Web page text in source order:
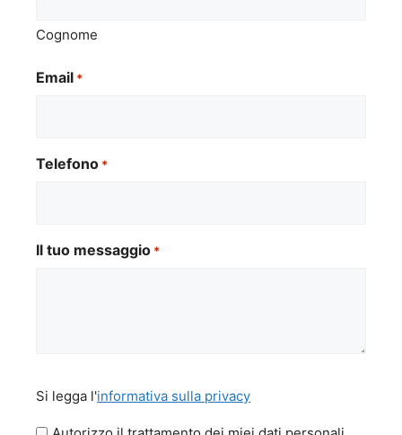
Cognome
Email *
Telefono *
Il tuo messaggio *
legga
l'informativa
Si legga l'informativa sulla privacy